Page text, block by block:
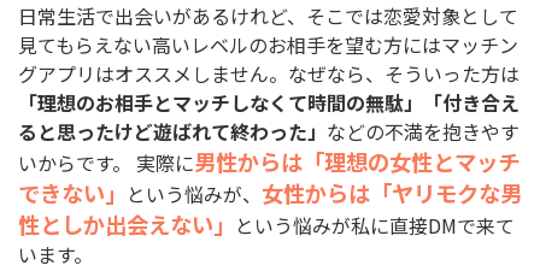
日常生活で出会いがあるけれど、そこでは恋愛対象として
見てもらえない高いレベルのお相手を望む方にはマッチン
グアプリはオススメしません。なぜなら、そういった方は
「理想のお相手とマッチしなくて時間の無駄」「付き合え
ると思ったけど遊ばれて終わった」 などの不満を抱きやす
いからです。 実際に男性からは「理想の女性とマッチ
できない」 という悩みが、 女性からは「ヤリモクな男
性としか出会えない」 という悩みが私に直接DMで来て
います。